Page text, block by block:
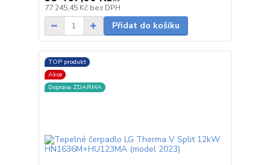
77 245,45 Kč bez DPH
Přidat do košíku
TOP produkt
Akce
Doprava ZDARMA